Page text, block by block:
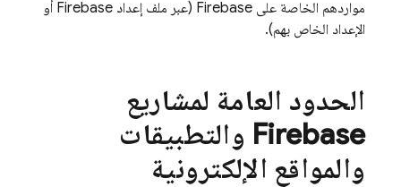
مواردهم الخاصة على Firebase (عبر ملف إعداد Firebase أو
الإعداد الخاص بهم).
الحدود العامة لمشاريع
Firebase والتطبيقات
والمواقع الإلكترونية